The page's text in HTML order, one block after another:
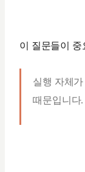
이 질문들이
실행 자체가
때문입니다.